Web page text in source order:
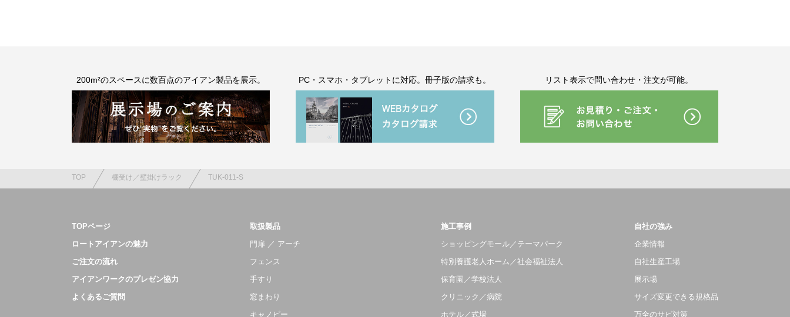
200m²のスペースに数百点のアイアン製品を展示。 PC・スマホ・タブレットに対応。冊子版の請求も。 リスト表示で問い合わせ・注文が可能。
TOP 棚受け／壁掛けラック TUK-011-S
TOPページ
ロートアイアンの魅力
ご注文の流れ
アイアンワークのプレゼン協力
よくあるご質問
取扱製品
門扉 ／ アーチ
フェンス
手すり
窓まわり
キャノピー
施工事例
ショッピングモール／テーマパーク
特別養護老人ホーム／社会福祉法人
保育園／学校法人
クリニック／病院
ホテル／式場
自社の強み
企業情報
自社生産工場
展示場
サイズ変更できる規格品
万全のサビ対策